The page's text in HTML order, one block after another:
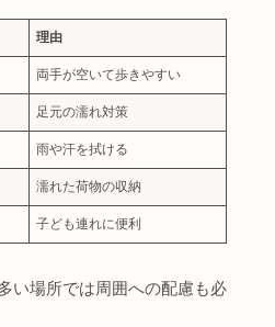
理由
両手が空いて歩きやすい
足元の濡れ対策
雨や汗を拭ける
濡れた荷物の収納
子ども連れに便利
い場所では周囲への配慮も必